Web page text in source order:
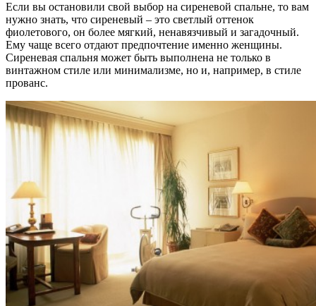
Если вы остановили свой выбор на сиреневой спальне, то вам
нужно знать, что сиреневый – это светлый оттенок
фиолетового, он более мягкий, ненавязчивый и загадочный.
Ему чаще всего отдают предпочтение именно женщины.
Сиреневая спальня может быть выполнена не только в
винтажном стиле или минимализме, но и, например, в стиле
прованс.